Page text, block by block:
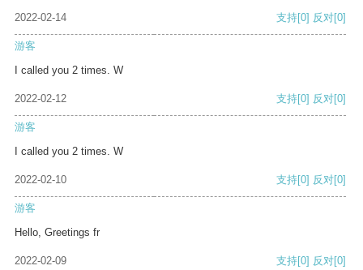
2022-02-14 支持[0] 反对[0]
游客
I called you 2 times. W
2022-02-12 支持[0] 反对[0]
游客
I called you 2 times. W
2022-02-10 支持[0] 反对[0]
游客
Hello, Greetings fr
2022-02-09 支持[0] 反对[0]